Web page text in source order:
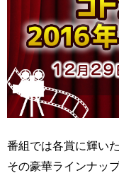
番組では各賞に輝い
その豪華ラインナッ